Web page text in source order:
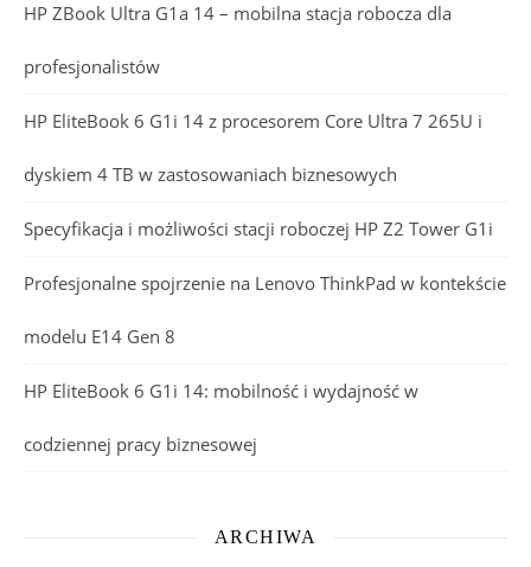
HP ZBook Ultra G1a 14 – mobilna stacja robocza dla
profesjonalistów
HP EliteBook 6 G1i 14 z procesorem Core Ultra 7 265U i
dyskiem 4 TB w zastosowaniach biznesowych
Specyfikacja i możliwości stacji roboczej HP Z2 Tower G1i
Profesjonalne spojrzenie na Lenovo ThinkPad w kontekście
modelu E14 Gen 8
HP EliteBook 6 G1i 14: mobilność i wydajność w
codziennej pracy biznesowej
ARCHIWA